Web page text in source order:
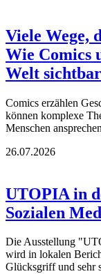
Viele Wege,
Wie Comics
Welt
Comics erzählen
können komplexe
Menschen
26.07.2026
UTOPIA in
Sozialen
Die Ausstellung
wird in lokalen
Glücksgriff und sehr